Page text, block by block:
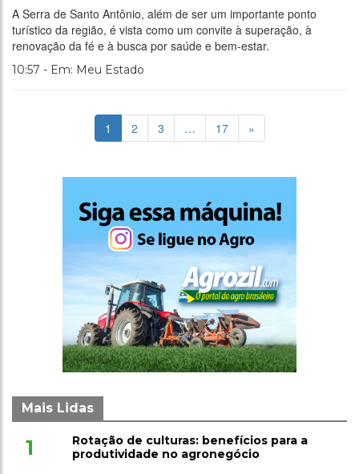
A Serra de Santo Antônio, além de ser um importante ponto
turístico da região, é vista como um convite à superação, à
renovação da fé e à busca por saúde e bem-estar.
10:57 - Em: Meu Estado
1 2 3 … 17 »
Mais Lidas
1
Rotação de culturas: benefícios para a
produtividade no agronegócio